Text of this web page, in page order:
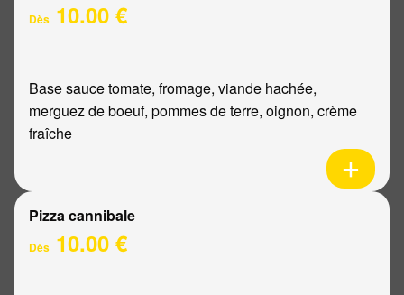
Dès 10.00 €
Base sauce tomate, fromage, viande hachée,
merguez de boeuf, pommes de terre, oignon, crème
fraîche
Pizza cannibale
Dès 10.00 €